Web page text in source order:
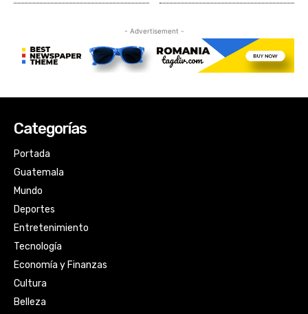
Categorías
Portada
Guatemala
Mundo
Deportes
Entretenimiento
Tecnología
Economía y Finanzas
Cultura
Belleza